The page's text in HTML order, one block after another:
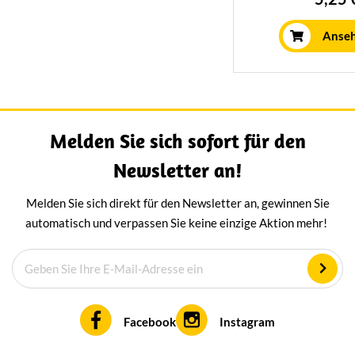
hayflower cheese offers a
refined tasting experience for
any occasion.
mit frischen
Kombination, die
Käse mit einem
Charakter
Melden Sie sich sofort für den
Newsletter an!
Melden Sie sich direkt für den Newsletter an, gewinnen Sie
automatisch und verpassen Sie keine einzige Aktion mehr!
Facebook Instagram